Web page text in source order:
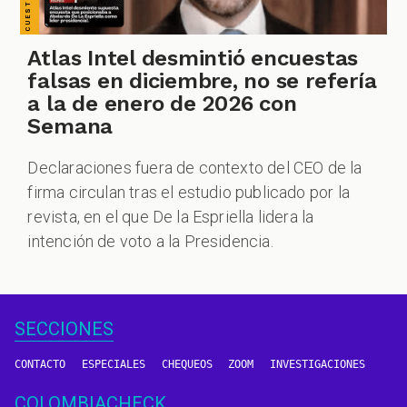
Atlas Intel desmintió encuestas
falsas en diciembre, no se refería
a la de enero de 2026 con
Semana
Declaraciones fuera de contexto del CEO de la
firma circulan tras el estudio publicado por la
revista, en el que De la Espriella lidera la
intención de voto a la Presidencia.
SECCIONES
CONTACTO ESPECIALES CHEQUEOS ZOOM INVESTIGACIONES